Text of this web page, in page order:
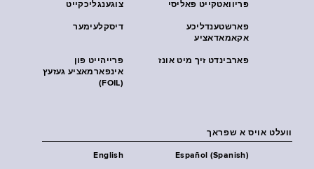
צוגענגליכקייט פּריוואטקייט פּאליסי
דיסקלעימער
פארשטענדליכע
אקאמאדאציע
פרייהייט פון
אינפארמאציע געזעץ
(FOIL)
פארבינדט זיך מיט אונז
וועלט אויס א שפראך
English Español (Spanish)